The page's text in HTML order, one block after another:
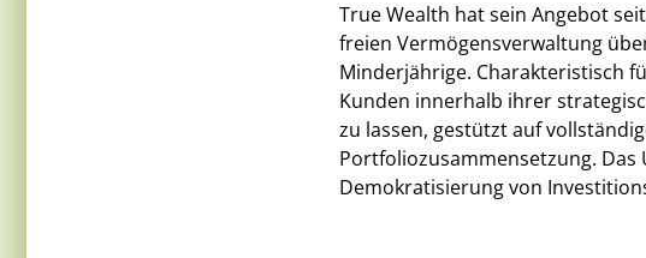
True Wealth hat sein Angebot
freien Vermögensverwaltung
Minderjährige. Charakteristisch
Kunden innerhalb ihrer
zu lassen, gestützt auf
Portfoliozusammensetzung.
Demokratisierung von